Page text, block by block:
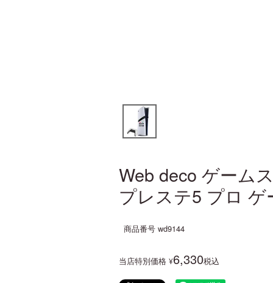
Web deco ゲーム
プレステ5 プロ
商品番号 wd9144
当店特別価格 ¥6,330税込